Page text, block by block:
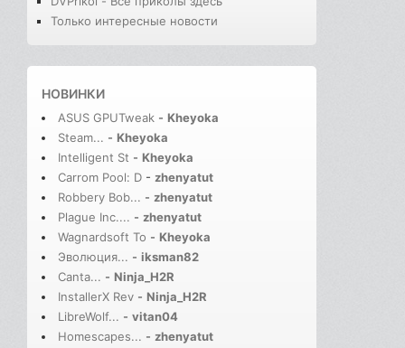
Только интересные новости
НОВИНКИ
ASUS GPUTweak - Kheyoka
Steam... - Kheyoka
Intelligent St - Kheyoka
Carrom Pool: D - zhenyatut
Robbery Bob... - zhenyatut
Plague Inc.... - zhenyatut
Wagnardsoft To - Kheyoka
Эволюция... - iksman82
Canta... - Ninja_H2R
InstallerX Rev - Ninja_H2R
LibreWolf... - vitan04
Homescapes... - zhenyatut